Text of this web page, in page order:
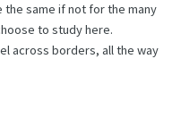
same if not for the many
to study here.
across borders, all the way